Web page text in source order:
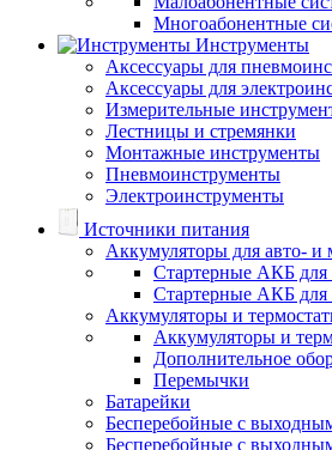
Многоабонентные
Инструменты
Аксессуары для
Аксессуары для
Измерительные
Лестницы и стремянки
Монтажные инструменты
Пневмоинструменты
Электроинструменты
Источники питания
Аккумуляторы для авто- и
Стартерные АКБ для
Стартерные АКБ для
Аккумуляторы и
Аккумуляторы и
Дополнительное
Перемычки
Батарейки
Бесперебойные с
Бесперебойные с